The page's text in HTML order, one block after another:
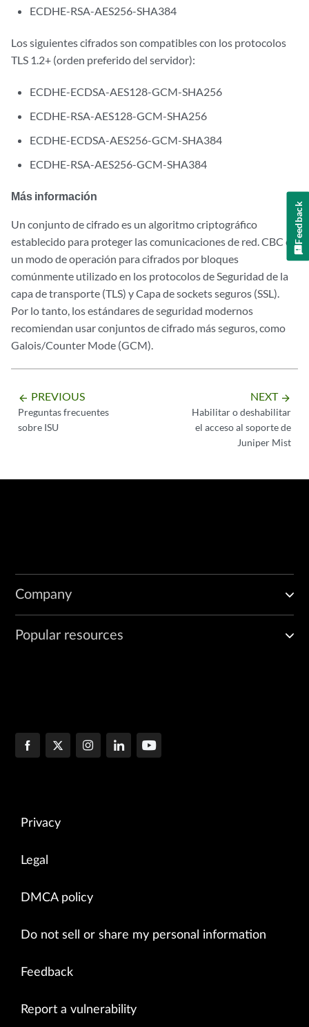
ECDHE-RSA-AES256-SHA384
Los siguientes cifrados son compatibles con los protocolos
TLS 1.2+ (orden preferido del servidor):
ECDHE-ECDSA-AES128-GCM-SHA256
ECDHE-RSA-AES128-GCM-SHA256
ECDHE-ECDSA-AES256-GCM-SHA384
ECDHE-RSA-AES256-GCM-SHA384
Más información
Un conjunto de cifrado es un algoritmo criptográfico
establecido para proteger las comunicaciones de red. CBC es
un modo de operación para cifrados por bloques
comúnmente utilizado en los protocolos de Seguridad de la
capa de transporte (TLS) y Capa de sockets seguros (SSL).
Por lo tanto, los estándares de seguridad modernos
recomiendan usar conjuntos de cifrado más seguros, como
Galois/Counter Mode (GCM).
arrow_backward PREVIOUS
Preguntas frecuentes
sobre ISU
NEXT arrow_forward
Habilitar o deshabilitar
el acceso al soporte de
Juniper Mist
Company
Popular resources
Privacy
Legal
DMCA policy
Do not sell or share my personal information
Feedback
Report a vulnerability
Feedback